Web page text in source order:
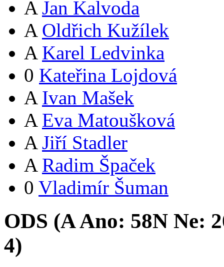
A Jan Kalvoda
A Oldřich Kužílek
A Karel Ledvinka
0 Kateřina Lojdová
A Ivan Mašek
A Eva Matoušková
A Jiří Stadler
A Radim Špaček
0 Vladimír Šuman
ODS (AAno: 58N Ne: 2
4)